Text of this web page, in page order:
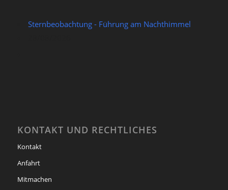
Sternbeobachtung - Führung am Nachthimmel
KONTAKT UND RECHTLICHES
Kontakt
Anfahrt
Mitmachen